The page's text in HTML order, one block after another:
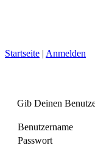
Startseite | Anmelden
Gib Deinen
Benutzername
Passwort